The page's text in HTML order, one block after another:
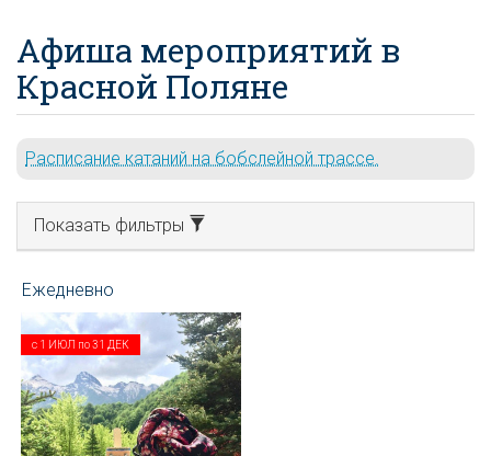
Афиша мероприятий в
Красной Поляне
Расписание катаний на бобслейной трассе.
Показать фильтры
с 1 ИЮЛ по31 ДЕК